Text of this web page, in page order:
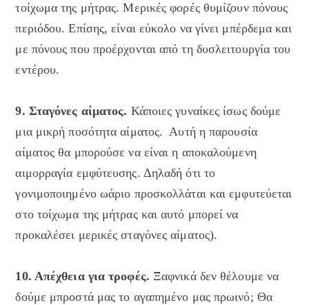
τοίχωμα της μήτρας. Μερικές φορές θυμίζουν πόνους
περιόδου. Επίσης, είναι εύκολο να γίνει μπέρδεμα και
με πόνους που προέρχονται από τη δυσλειτουργία του
εντέρου.
9. Σταγόνες αίματος. Κάποιες γυναίκες ίσως δούμε
μια μικρή ποσότητα αίματος. Αυτή η παρουσία
αίματος θα μπορούσε να είναι η αποκαλούμενη
αιμορραγία εμφύτευσης. Δηλαδή ότι το
γονιμοποιημένο ωάριο προσκολλάται και εμφυτεύεται
στο τοίχωμα της μήτρας και αυτό μπορεί να
προκαλέσει μερικές σταγόνες αίματος).
10. Απέχθεια για τροφές. Ξαφνικά δεν θέλουμε να
δούμε μπροστά μας το αγαπημένο μας πρωινό; Θα